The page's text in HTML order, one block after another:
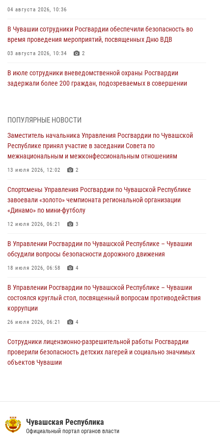
04 августа 2026, 10:36
В Чувашии сотрудники Росгвардии обеспечили безопасность во
время проведения мероприятий, посвященных Дню ВДВ
03 августа 2026, 10:34 2
В июле сотрудники вневедомственной охраны Росгвардии
задержали более 200 граждан, подозреваемых в совершении
мировой войне 1914-1918 годов
01 августа 2026, 07:19
В Ядрине сотрудники Росгвардии задержали подозреваемого в
01 августа 2026, 06:12
1 августа – День дежурной службы войск национальной гвардии
Российской Федерации
Директор Росгвардии Герой России генерал армии Виктор Золотов
поздравил специалистов подразделений тыла с профессиональным
01 августа 2026, 00:01
ПОПУЛЯРНЫЕ НОВОСТИ
Заместитель начальника Управления Росгвардии по Чувашской
Республике принял участие в заседании Совета по
межнациональным и межконфессиональным отношениям
13 июля 2026, 12:02 2
Спортсмены Управления Росгвардии по Чувашской Республике
завоевали «золото» чемпионата региональной организации
«Динамо» по мини-футболу
12 июля 2026, 06:21 3
В Управлении Росгвардии по Чувашской Республике – Чувашии
обсудили вопросы безопасности дорожного движения
18 июля 2026, 06:58 4
В Управлении Росгвардии по Чувашской Республике – Чувашии
состоялся круглый стол, посвященный вопросам противодействия
коррупции
26 июля 2026, 06:21 4
Сотрудники лицензионно-разрешительной работы Росгвардии
проверили безопасность детских лагерей и социально значимых
объектов Чувашии
14 июля 2026, 13:09 3
Чувашская Республика
Официальный портал органов власти